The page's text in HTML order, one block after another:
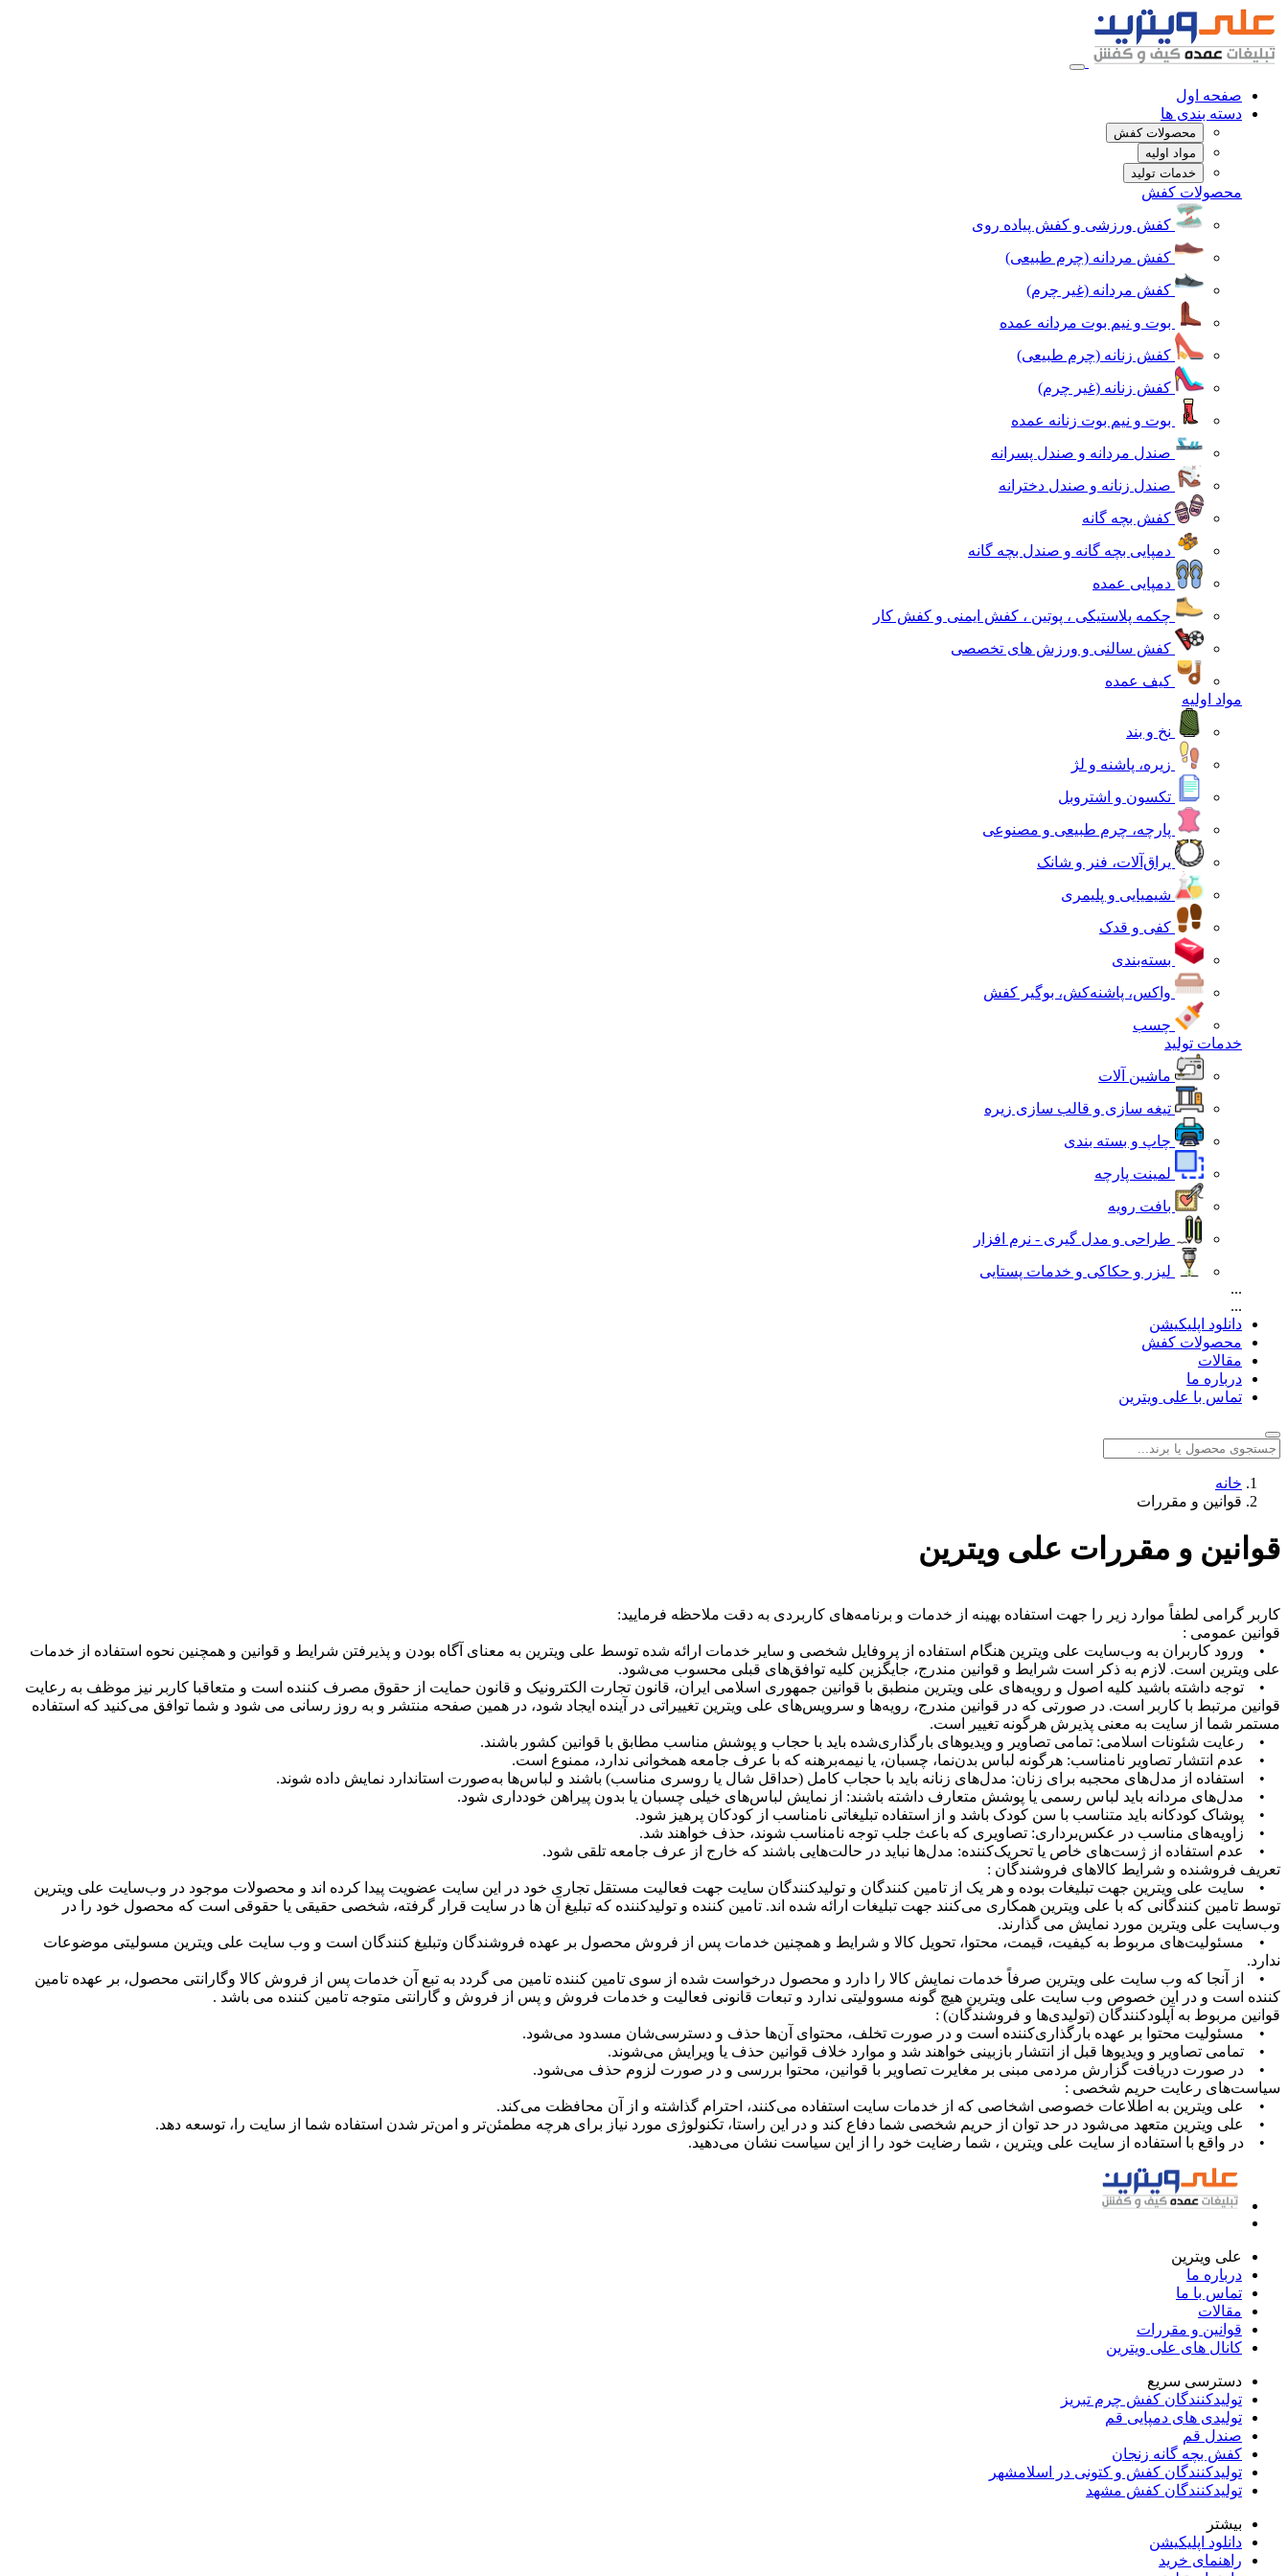
صفحه اول
دسته بندی ها
محصولات کفش
مواد اولیه
خدمات تولید
محصولات کفش
کفش ورزشی و کفش پیاده روی
کفش مردانه (چرم طبیعی)
کفش مردانه (غیر چرم)
بوت و نیم بوت مردانه عمده
کفش زنانه (چرم طبیعی)
کفش زنانه (غیر چرم)
بوت و نیم بوت زنانه عمده
صندل مردانه و صندل پسرانه
صندل زنانه و صندل دخترانه
کفش بچه گانه
دمپایی بچه گانه و صندل بچه گانه
دمپایی عمده
چکمه پلاستیکی ، پوتین ، کفش ایمنی و کفش کار
کفش سالنی و ورزش های تخصصی
کیف عمده
مواد اولیه
نخ و بند
زیره، پاشنه و لژ
تکسون و اشتروبل
پارچه، چرم طبیعی و مصنوعی
یراق‌آلات، فنر و شانک
شیمیایی و پلیمری
کفی و قدک
بسته‌بندی
واکس، پاشنه‌کش، بوگیر کفش
چسب
خدمات تولید
ماشین آلات
تیغه سازی و قالب سازی زیره
چاپ و بسته بندی
لمینت پارچه
بافت رویه
طراحی و مدل گیری - نرم افزار
لیزر و حکاکی و خدمات پستایی
...
...
دانلود اپلیکیشن
محصولات کفش
مقالات
درباره ما
تماس با علی ویترین
خانه
قوانین و مقررات
قوانین و مقررات علی ویترین
کاربر گرامی لطفاً موارد زیر را جهت استفاده بهینه از خدمات و برنامه‌های کاربردی به دقت ملاحظه فرمایید:
قوانین عمومی :
• ورود کاربران به وب‌سایت علی ویترین هنگام استفاده از پروفایل شخصی و سایر خدمات ارائه شده توسط علی ویترین به معنای آگاه بودن و پذیرفتن شرایط و قوانین و همچنین نحوه استفاده از خدمات
علی ویترین است. لازم به ذکر است شرایط و قوانین مندرج، جایگزین کلیه توافق‌های قبلی محسوب می‌شود.
• توجه داشته باشید کلیه اصول و رویه‌های علی ویترین منطبق با قوانین جمهوری اسلامی ایران، قانون تجارت الکترونیک و قانون حمایت از حقوق مصرف کننده است و متعاقبا کاربر نیز موظف به رعایت
قوانین مرتبط با کاربر است. در صورتی که در قوانین مندرج، رویه‌ها و سرویس‌های علی ویترین تغییراتی در آینده ایجاد شود، در همین صفحه منتشر و به روز رسانی می شود و شما توافق می‌کنید که استفاده
مستمر شما از سایت به معنی پذیرش هرگونه تغییر است.
• رعایت شئونات اسلامی: تمامی تصاویر و ویدیوهای بارگذاری‌شده باید با حجاب و پوشش مناسب مطابق با قوانین کشور باشند.
• عدم انتشار تصاویر نامناسب: هرگونه لباس بدن‌نما، چسبان، یا نیمه‌برهنه که با عرف جامعه همخوانی ندارد، ممنوع است.
• استفاده از مدل‌های محجبه برای زنان: مدل‌های زنانه باید با حجاب کامل (حداقل شال یا روسری مناسب) باشند و لباس‌ها به‌صورت استاندارد نمایش داده شوند.
• مدل‌های مردانه باید لباس رسمی یا پوشش متعارف داشته باشند: از نمایش لباس‌های خیلی چسبان یا بدون پیراهن خودداری شود.
• پوشاک کودکانه باید متناسب با سن کودک باشد و از استفاده تبلیغاتی نامناسب از کودکان پرهیز شود.
• زاویه‌های مناسب در عکس‌برداری: تصاویری که باعث جلب توجه نامناسب شوند، حذف خواهند شد.
• عدم استفاده از ژست‌های خاص یا تحریک‌کننده: مدل‌ها نباید در حالت‌هایی باشند که خارج از عرف جامعه تلقی شود.
تعریف فروشنده و شرایط کالاهای فروشندگان :
• سایت علی ویترین جهت تبلیغات بوده و هر یک از تامین کنندگان و تولیدکنندگان سایت جهت فعالیت مستقل تجاری خود در این سایت عضویت پیدا کرده اند و محصولات موجود در وب‌سایت علی ویترین
توسط تامین کنندگانی که با علی ویترین همکاری می‌کنند جهت تبلیغات ارائه شده اند. تامین کننده و تولیدکننده که تبلیغ آن ها در سایت قرار گرفته، شخصی حقیقی یا حقوقی است که محصول خود را در
وب‌سایت علی ویترین مورد نمایش می گذارند.
• مسئولیت‌های مربوط به کیفیت، قیمت، محتوا، تحویل کالا و شرایط و همچنین خدمات پس از فروش محصول بر عهده فروشندگان وتبلیغ کنندگان است و وب سایت علی ویترین مسولیتی موضوعات
ندارد.
• از آنجا که وب سایت علی ویترین صرفاً خدمات نمایش کالا را دارد و محصول درخواست شده از سوی تامین کننده تامین می گردد به تبع آن خدمات پس از فروش کالا وگارانتی محصول، بر عهده تامین
کننده است و در این خصوص وب سایت علی ویترین هیچ گونه مسوولیتی ندارد و تبعات قانونی فعالیت و خدمات فروش و پس از فروش و گارانتی متوجه تامین کننده می باشد .
قوانین مربوط به آپلودکنندگان (تولیدی‌ها و فروشندگان) :
• مسئولیت محتوا بر عهده بارگذاری‌کننده است و در صورت تخلف، محتوای آن‌ها حذف و دسترسی‌شان مسدود می‌شود.
• تمامی تصاویر و ویدیوها قبل از انتشار بازبینی خواهند شد و موارد خلاف قوانین حذف یا ویرایش می‌شوند.
• در صورت دریافت گزارش مردمی مبنی بر مغایرت تصاویر با قوانین، محتوا بررسی و در صورت لزوم حذف می‌شود.
سیاست‌های رعایت حریم شخصی :
• علی ویترین به اطلاعات خصوصی اشخاصى که از خدمات سایت استفاده می‌کنند، احترام گذاشته و از آن محافظت می‌کند.
• علی ویترین متعهد می‌شود در حد توان از حریم شخصی شما دفاع کند و در این راستا، تکنولوژی مورد نیاز برای هرچه مطمئن‌تر و امن‌تر شدن استفاده شما از سایت را، توسعه دهد.
• در واقع با استفاده از سایت علی ویترین ، شما رضایت خود را از این سیاست نشان می‌دهید.
علی ویترین
درباره ما
تماس با ما
مقالات
قوانین و مقررات
کانال های علی ویترین
دسترسی سریع
تولیدکنندگان کفش چرم تبریز
تولیدی های دمپایی قم
صندل قم
کفش بچه گانه زنجان
تولیدکنندگان کفش و کتونی در اسلامشهر
تولیدکنندگان کفش مشهد
بیشتر
دانلود اپلیکیشن
راهنمای خرید